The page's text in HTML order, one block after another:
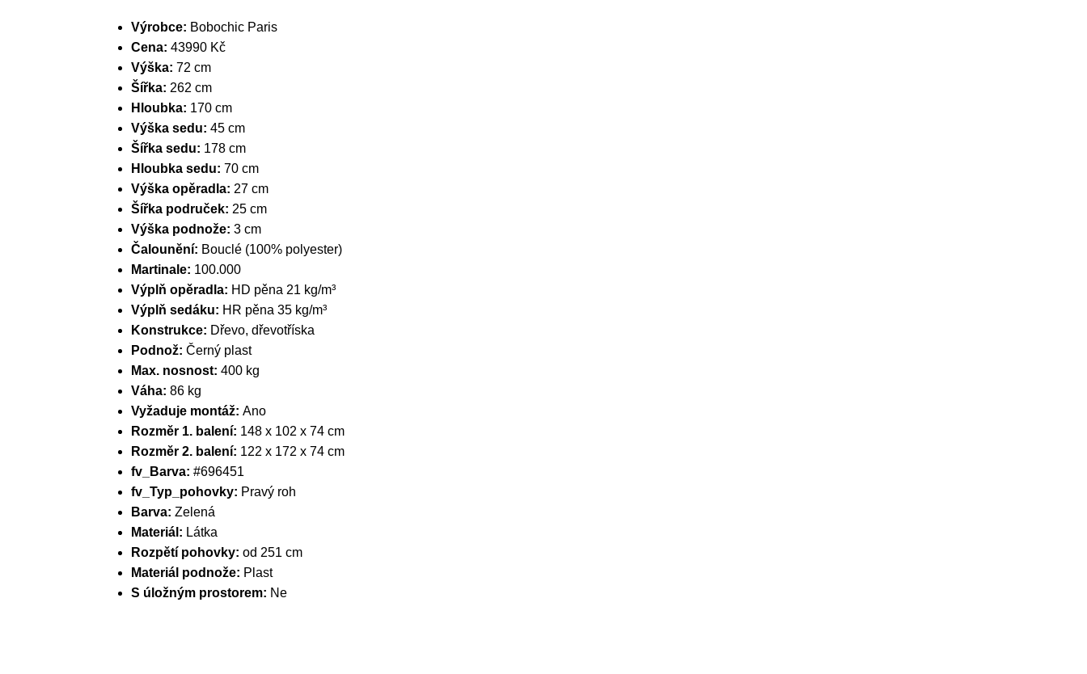
Výrobce: Bobochic Paris
Cena: 43990 Kč
Výška: 72 cm
Šířka: 262 cm
Hloubka: 170 cm
Výška sedu: 45 cm
Šířka sedu: 178 cm
Hloubka sedu: 70 cm
Výška opěradla: 27 cm
Šířka područek: 25 cm
Výška podnože: 3 cm
Čalounění: Bouclé (100% polyester)
Martinale: 100.000
Výplň opěradla: HD pěna 21 kg/m³
Výplň sedáku: HR pěna 35 kg/m³
Konstrukce: Dřevo, dřevotříska
Podnož: Černý plast
Max. nosnost: 400 kg
Váha: 86 kg
Vyžaduje montáž: Ano
Rozměr 1. balení: 148 x 102 x 74 cm
Rozměr 2. balení: 122 x 172 x 74 cm
fv_Barva: #696451
fv_Typ_pohovky: Pravý roh
Barva: Zelená
Materiál: Látka
Rozpětí pohovky: od 251 cm
Materiál podnože: Plast
S úložným prostorem: Ne